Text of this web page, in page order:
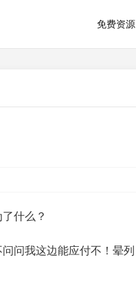
免费资源
什么？
问我这边能应付不！晕列